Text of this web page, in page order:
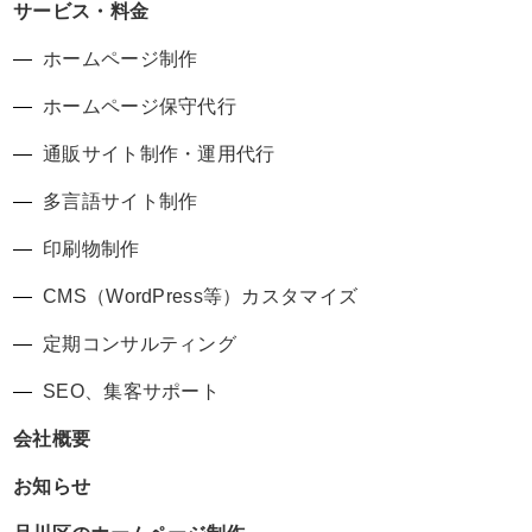
サービス・料金
ホームページ制作
ホームページ保守代行
通販サイト制作・運用代行
多言語サイト制作
印刷物制作
CMS（WordPress等）カスタマイズ
定期コンサルティング
SEO、集客サポート
会社概要
お知らせ